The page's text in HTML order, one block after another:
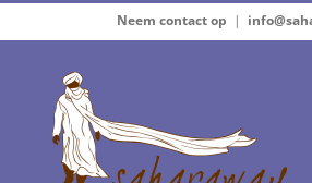
Neem contact op |